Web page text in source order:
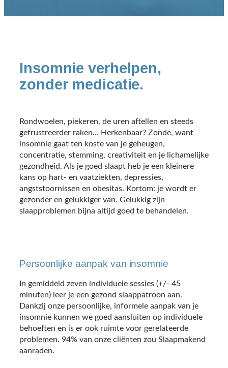
Insomnie verhelpen,
zonder medicatie.
Rondwoelen, piekeren, de uren aftellen en steeds
gefrustreerder raken… Herkenbaar? Zonde, want
insomnie gaat ten koste van je geheugen,
concentratie, stemming, creativiteit en je lichamelijke
gezondheid. Als je goed slaapt heb je een kleinere
kans op hart- en vaatziekten, depressies,
angststoornissen en obesitas. Kortom: je wordt er
gezonder en gelukkiger van. Gelukkig zijn
slaapproblemen bijna altijd goed te behandelen.
Persoonlijke aanpak van insomnie
In gemiddeld zeven individuele sessies (+/- 45
minuten) leer je een gezond slaappatroon aan.
Dankzij onze persoonlijke, informele aanpak van je
insomnie kunnen we goed aansluiten op individuele
behoeften en is er ook ruimte voor gerelateerde
problemen. 94% van onze cliënten zou Slaapmakend
aanraden.